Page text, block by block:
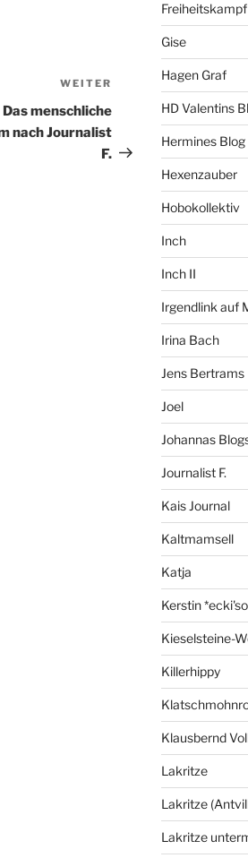
Nächster
Beitrag
WEITER
Das menschliche
nach Journalist
F.
Freiheitskampf
Gise
Hagen Graf
HD Valentins
Hermines Blog
Hexenzauber
Hobokollektiv
Inch
Inch II
Irgendlink auf
Irina Bach
Jens Bertrams
Joel
Johannas
Journalist F.
Kais Journal
Kaltmamsell
Katja
Kerstin
Kieselsteine-
Killerhippy
Klausbernd
Lakritze
Lakritze
Lakritze